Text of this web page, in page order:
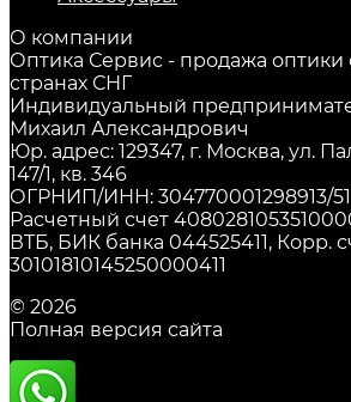
О компании
Оптика Сервис - продажа оптики
странах СНГ
Индивидуальный
Михаил Александрович
Юр. адрес: 129347, г. Москва, ул.
147/1, кв. 346
ОГРНИП/ИНН: 304770001298913/
Расчетный счет
ВТБ, БИК банка 044525411, Корр.
30101810145250000411
© 2026
Полная версия сайта